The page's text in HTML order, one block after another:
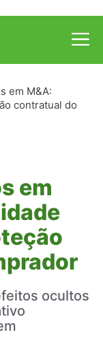
em M&A:
contratual do
em
ocultos